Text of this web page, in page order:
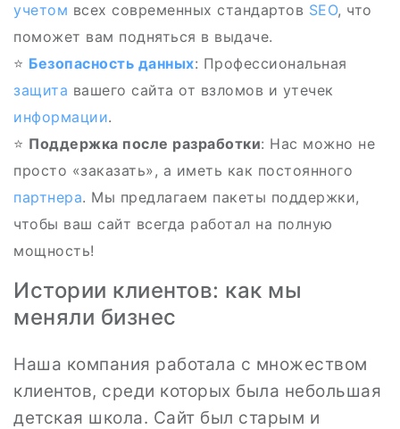
учетом всех современных стандартов SEO, что
поможет вам подняться в выдаче.
⭐️ Безопасность данных: Профессиональная
защита вашего сайта от взломов и утечек
информации.
⭐ Поддержка после разработки: Нас можно не
просто «заказать», а иметь как постоянного
партнера. Мы предлагаем пакеты поддержки,
чтобы ваш сайт всегда работал на полную
мощность!
Истории клиентов: как мы
меняли бизнес
Наша компания работала с множеством
клиентов, среди которых была небольшая
детская школа. Сайт был старым и